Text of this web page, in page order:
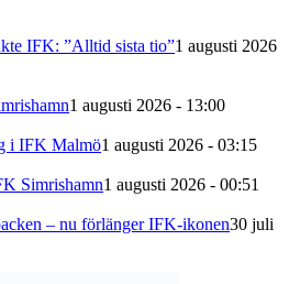
IFK: ”Alltid sista tio”1 augusti 2026
1 augusti 2026 - 13:00
i IFK Malmö1 augusti 2026 - 03:15
Simrishamn1 augusti 2026 - 00:51
– nu förlänger IFK-ikonen30 juli